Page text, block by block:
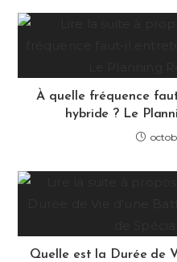
À quelle fréquence
hybride ? Le
Quelle est la Durée de